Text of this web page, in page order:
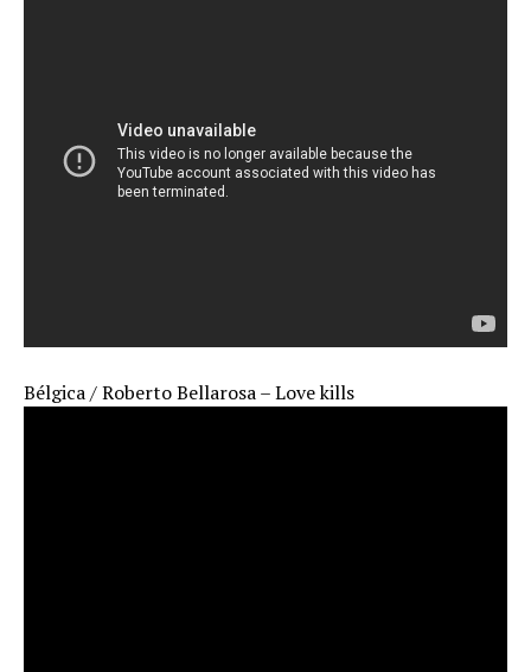
Bélgica / Roberto Bellarosa – Love kills